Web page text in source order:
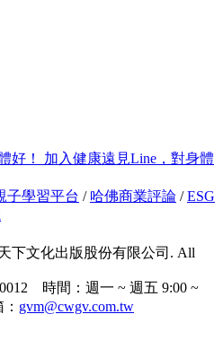
加入健康遠見Line，對身體
子學習平台 / 哈佛商業評論 /ESG
下文化出版股份有限公司. All
時間：週一 ~ 週五 9:00 ~
gvm@cwgv.com.tw